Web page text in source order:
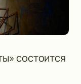
состоится